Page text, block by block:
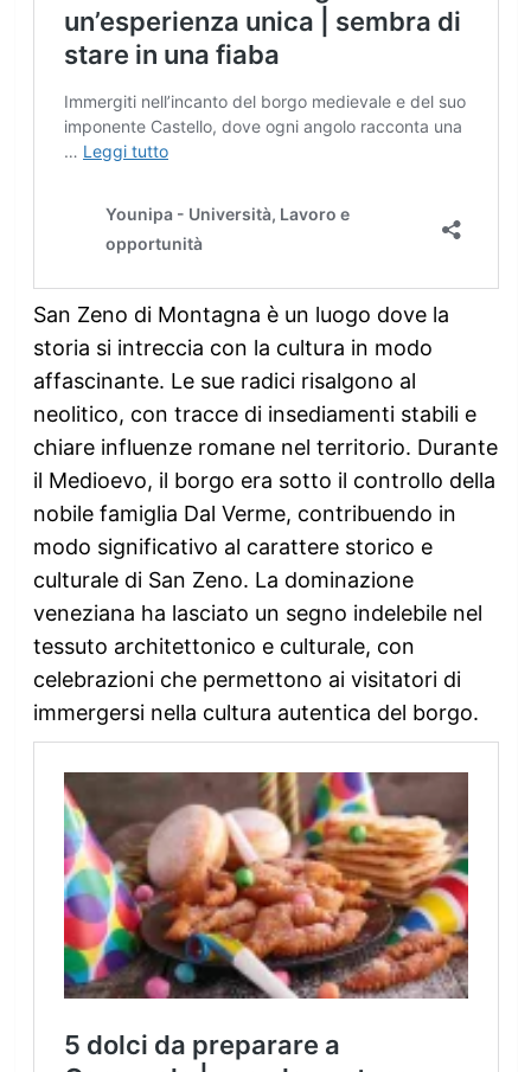
San Zeno di Montagna è un luogo dove la
storia si intreccia con la cultura in modo
affascinante. Le sue radici risalgono al
neolitico, con tracce di insediamenti stabili e
chiare influenze romane nel territorio. Durante
il Medioevo, il borgo era sotto il controllo della
nobile famiglia Dal Verme, contribuendo in
modo significativo al carattere storico e
culturale di San Zeno. La dominazione
veneziana ha lasciato un segno indelebile nel
tessuto architettonico e culturale, con
celebrazioni che permettono ai visitatori di
immergersi nella cultura autentica del borgo.